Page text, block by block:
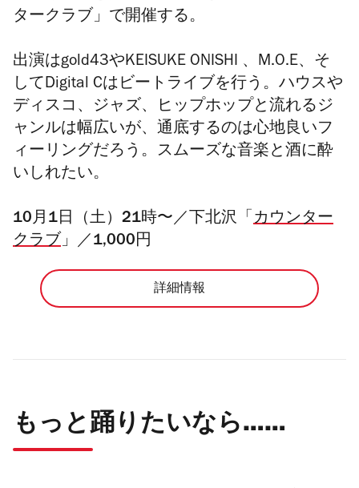
タークラブ」で開催する。
出演はgold43やKEISUKE ONISHI 、M.O.E、そ
してDigital Cはビートライブを行う。ハウスや
ディスコ、ジャズ、ヒップホップと流れるジ
ャンルは幅広いが、通底するのは心地良いフ
ィーリングだろう。スムーズな音楽と酒に酔
いしれたい。
10月1日（土）21時〜／下北沢「 カウンター
クラブ」／1,000円
詳細情報
もっと踊りたいなら……